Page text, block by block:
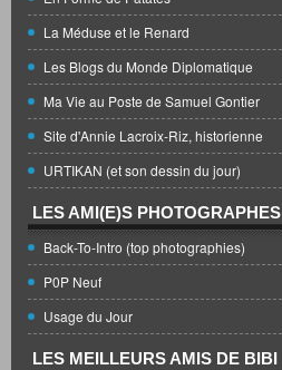
La Méduse et le Renard
Les Blogs du Monde Diplomatique
Ma Vie au Poste de Samuel Gontier
Site d'Annie Lacroix-Riz, historienne
URTIKAN (et son dessin du jour)
LES AMI(E)S PHOTOGRAPHES
Back-To-Intro (top photographies)
P0P Neuf
Usage du Jour
LES MEILLEURS AMIS DE BIBI